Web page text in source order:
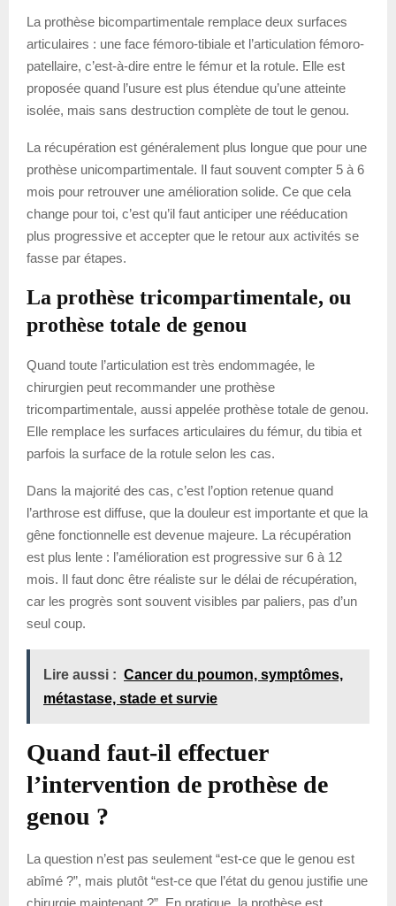
La prothèse bicompartimentale remplace deux surfaces
articulaires : une face fémoro-tibiale et l’articulation fémoro-
patellaire, c’est-à-dire entre le fémur et la rotule. Elle est
proposée quand l’usure est plus étendue qu’une atteinte
isolée, mais sans destruction complète de tout le genou.
La récupération est généralement plus longue que pour une
prothèse unicompartimentale. Il faut souvent compter 5 à 6
mois pour retrouver une amélioration solide. Ce que cela
change pour toi, c’est qu’il faut anticiper une rééducation
plus progressive et accepter que le retour aux activités se
fasse par étapes.
La prothèse tricompartimentale, ou
prothèse totale de genou
Quand toute l’articulation est très endommagée, le
chirurgien peut recommander une prothèse
tricompartimentale, aussi appelée prothèse totale de genou.
Elle remplace les surfaces articulaires du fémur, du tibia et
parfois la surface de la rotule selon les cas.
Dans la majorité des cas, c’est l’option retenue quand
l’arthrose est diffuse, que la douleur est importante et que la
gêne fonctionnelle est devenue majeure. La récupération
est plus lente : l’amélioration est progressive sur 6 à 12
mois. Il faut donc être réaliste sur le délai de récupération,
car les progrès sont souvent visibles par paliers, pas d’un
seul coup.
Lire aussi : Cancer du poumon, symptômes,
métastase, stade et survie
Quand faut-il effectuer
l’intervention de prothèse de
genou ?
La question n’est pas seulement “est-ce que le genou est
abîmé ?”, mais plutôt “est-ce que l’état du genou justifie une
chirurgie maintenant ?”. En pratique, la prothèse est